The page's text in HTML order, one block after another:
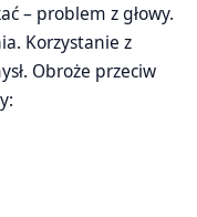
– problem z głowy.
Korzystanie z
Obroże przeciw